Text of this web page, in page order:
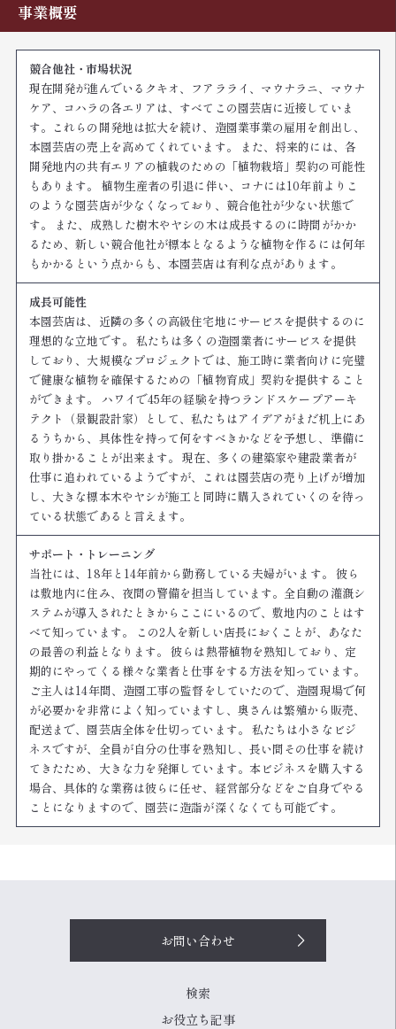
事業概要
競合他社・市場状況
現在開発が進んでいるクキオ、フアラライ、マウナラニ、マウナ
ケア、コハラの各エリアは、すべてこの園芸店に近接していま
す。これらの開発地は拡大を続け、造園業事業の雇用を創出し、
本園芸店の売上を高めてくれています。 また、将来的には、各
開発地内の共有エリアの植栽のための「植物栽培」契約の可能性
もあります。 植物生産者の引退に伴い、コナには10年前よりこ
のような園芸店が少なくなっており、競合他社が少ない状態で
す。 また、成熟した樹木やヤシの木は成長するのに時間がかか
るため、新しい競合他社が標本となるような植物を作るには何年
もかかるという点からも、本園芸店は有利な点があります。
成長可能性
本園芸店は、近隣の多くの高級住宅地にサービスを提供するのに
理想的な立地です。 私たちは多くの造園業者にサービスを提供
しており、大規模なプロジェクトでは、施工時に業者向けに完璧
で健康な植物を確保するための「植物育成」契約を提供すること
ができます。 ハワイで45年の経験を持つランドスケープアーキ
テクト（景観設計家）として、私たちはアイデアがまだ机上にあ
るうちから、具体性を持って何をすべきかなどを予想し、準備に
取り掛かることが出来ます。 現在、多くの建築家や建設業者が
仕事に追われているようですが、これは園芸店の売り上げが増加
し、大きな標本木やヤシが施工と同時に購入されていくのを待っ
ている状態であると言えます。
サポート・トレーニング
当社には、18年と14年前から勤務している夫婦がいます。 彼ら
は敷地内に住み、夜間の警備を担当しています。全自動の灌漑シ
ステムが導入されたときからここにいるので、敷地内のことはす
べて知っています。 この2人を新しい店長におくことが、あなた
の最善の利益となります。 彼らは熱帯植物を熟知しており、定
期的にやってくる様々な業者と仕事をする方法を知っています。
ご主人は14年間、造園工事の監督をしていたので、造園現場で何
が必要かを非常によく知っていますし、奥さんは繁殖から販売、
配送まで、園芸店全体を仕切っています。 私たちは小さなビジ
ネスですが、全員が自分の仕事を熟知し、長い間その仕事を続け
てきたため、大きな力を発揮しています。本ビジネスを購入する
場合、具体的な業務は彼らに任せ、経営部分などをご自身でやる
ことになりますので、園芸に造詣が深くなくても可能です。
お問い合わせ
検索
お役立ち記事